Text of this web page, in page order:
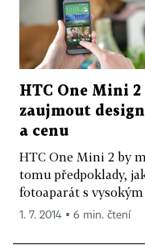
HTC One Mini 2
zaujmout
a cenu
HTC One Mini 2 by
tomu předpoklady,
fotoaparát s
1. 7. 2014 ▪ 6 min. čtení